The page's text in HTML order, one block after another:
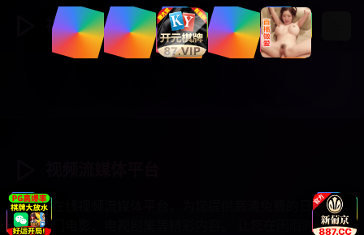
视频流媒体 登录 注册
专业的在线视频流媒体平台，为您提供高清免费的日韩综
艺、热门电影、电视剧集等精彩内容。 让您在闲暇时光中